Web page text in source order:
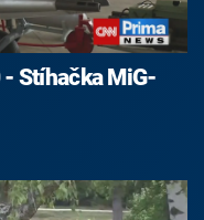
Stíhačka MiG-